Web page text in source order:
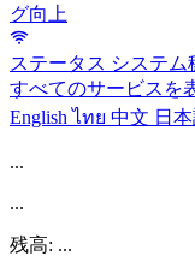
グ向上
ステータス システム
すべてのサービスを
Englishไทย 中文 日
...
...
残高: ...